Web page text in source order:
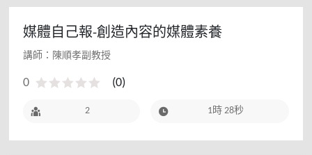
媒體自己報-創造內容的媒體素養
講師：陳順孝副教授
0 (0)
2 1時 28秒